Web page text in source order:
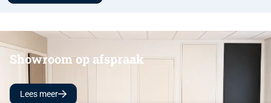
Showroom op afspraak
Lees meer